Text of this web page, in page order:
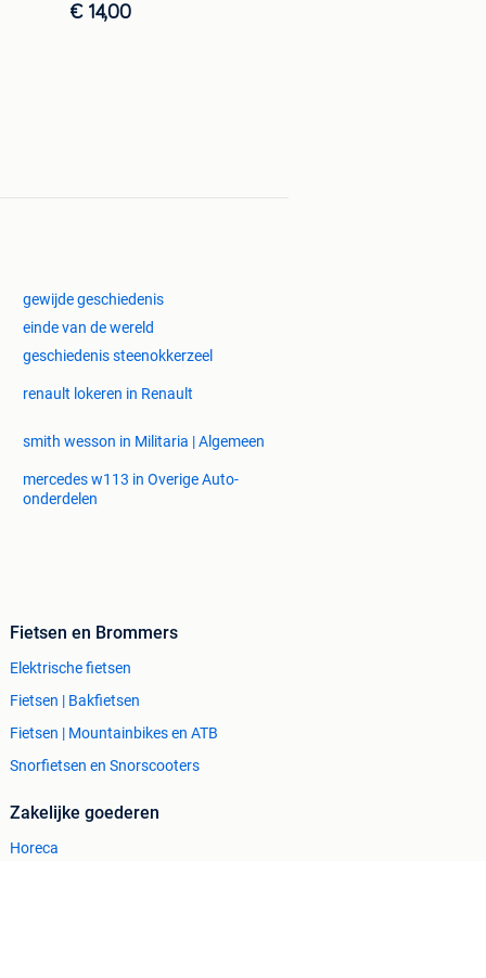
€ 14,00
gewijde geschiedenis
einde van de wereld
geschiedenis steenokkerzeel
renault lokeren in Renault
smith wesson in Militaria | Algemeen
mercedes w113 in Overige Auto-
onderdelen
Fietsen en Brommers
Elektrische fietsen
Fietsen | Bakfietsen
Fietsen | Mountainbikes en ATB
Snorfietsen en Snorscooters
Zakelijke goederen
Horeca